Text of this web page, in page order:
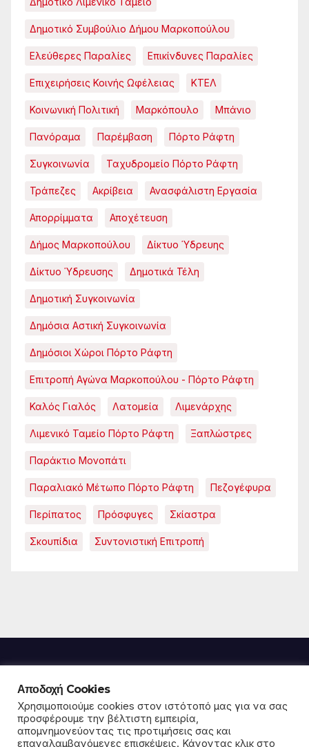
Δημοτικό Συμβούλιο Δήμου Μαρκοπούλου
Ελεύθερες Παραλίες Επικίνδυνες Παραλίες
Επιχειρήσεις Κοινής Ωφέλειας ΚΤΕΛ
Κοινωνική Πολιτική Μαρκόπουλο Μπάνιο
Πανόραμα Παρέμβαση Πόρτο Ράφτη
Συγκοινωνία Ταχυδρομείο Πόρτο Ράφτη
Τράπεζες Ακρίβεια Ανασφάλιστη Εργασία
Απορρίμματα Αποχέτευση
Δήμος Μαρκοπούλου Δίκτυο Ύδρευης
Δίκτυο Ύδρευσης Δημοτικά Τέλη
Δημοτική Συγκοινωνία
Δημόσια Αστική Συγκοινωνία
Δημόσιοι Χώροι Πόρτο Ράφτη
Επιτροπή Αγώνα Μαρκοπούλου - Πόρτο Ράφτη
Καλός Γιαλός Λατομεία Λιμενάρχης
Λιμενικό Ταμείο Πόρτο Ράφτη Ξαπλώστρες
Παράκτιο Μονοπάτι
Παραλιακό Μέτωπο Πόρτο Ράφτη Πεζογέφυρα
Περίπατος Πρόσφυγες Σκίαστρα
Σκουπίδια Συντονιστική Επιτροπή
Παρέμβαση για την
κοινωνία και το περιβάλλον
Αποδοχή Cookies
Χρησιμοποιούμε cookies στον ιστότοπό μας για να σας
προσφέρουμε την βέλτιστη εμπειρία,
απομνημονεύοντας τις προτιμήσεις σας και
επαναλαμβανόμενες επισκέψεις. Κάνοντας κλικ στο